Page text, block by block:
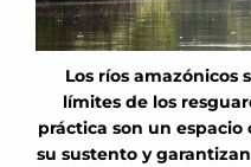
Los ríos amazónicos
límites de los
práctica son un
su sustento y